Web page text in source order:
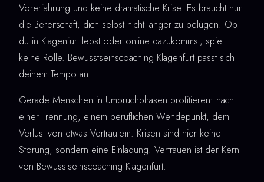
Vorerfahrung und keine dramatische Krise. Es braucht nur
die Bereitschaft, dich selbst nicht länger zu belügen. Ob
du in Klagenfurt lebst oder online dazukommst, spielt
keine Rolle. Bewusstseinscoaching Klagenfurt passt sich
deinem Tempo an.
Gerade Menschen in Umbruchphasen profitieren: nach
einer Trennung, einem beruflichen Wendepunkt, dem
Verlust von etwas Vertrautem. Krisen sind hier keine
Störung, sondern eine Einladung. Vertrauen ist der Kern
von Bewusstseinscoaching Klagenfurt.